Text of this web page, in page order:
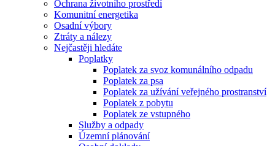
Ochrana životního prostředí
Komunitní energetika
Osadní výbory
Ztráty a nálezy
Nejčastěji hledáte
Poplatky
Poplatek za svoz komunálního odpadu
Poplatek za psa
Poplatek za užívání veřejného prostranství
Poplatek z pobytu
Poplatek ze vstupného
Služby a odpady
Územní plánování